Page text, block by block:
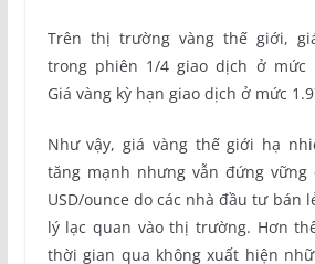
Trên thị trường vàng thế giới,
trong phiên 1/4 giao dịch ở mức
Giá vàng kỳ hạn giao dịch ở mức
Như vậy, giá vàng thế giới hạ
tăng mạnh nhưng vẫn đứng vững
USD/ounce do các nhà đầu tư bán
lý lạc quan vào thị trường. Hơn
thời gian qua không xuất hiện